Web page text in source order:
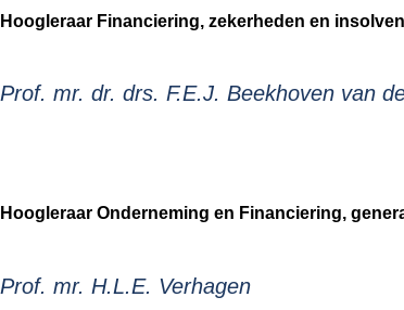
Hoogleraar Financiering, zekerheden en
Prof. mr. dr. drs. F.E.J. Beekhoven van
Hoogleraar Onderneming en Financiering,
Prof. mr. H.L.E. Verhagen